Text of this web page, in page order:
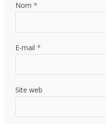
Nom*
E-mail*
Site web